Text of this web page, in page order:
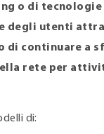
o di tecnologie
degli utenti
di continuare a
rete per
di: